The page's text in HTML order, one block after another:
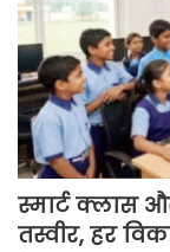
स्मार्ट क्लास
तस्वीर, हर